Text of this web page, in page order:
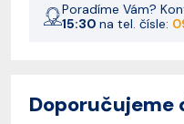
Poradíme Vám?
15:30 na tel. čísle:
Doporučujeme